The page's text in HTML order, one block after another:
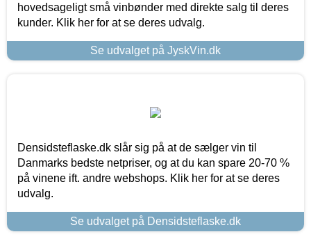
hovedsageligt små vinbønder med direkte salg til deres
kunder. Klik her for at se deres udvalg.
Se udvalget på JyskVin.dk
Densidsteflaske.dk slår sig på at de sælger vin til
Danmarks bedste netpriser, og at du kan spare 20-70 %
på vinene ift. andre webshops. Klik her for at se deres
udvalg.
Se udvalget på Densidsteflaske.dk